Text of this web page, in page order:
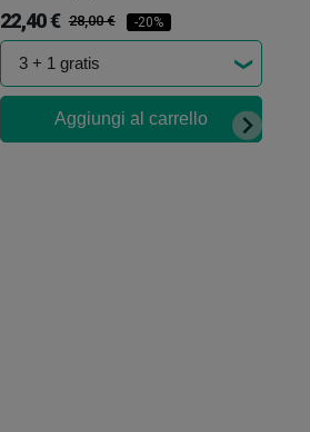
22,40 € 28,00 € -20%
Aggiungi al carrello